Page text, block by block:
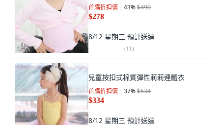
首購折扣價 43%$490
$278
8/12 星期三 預計送達
(11)
兒童按扣式棉質彈性莉莉連體衣
首購折扣價 37%$534
$334
8/12 星期三 預計送達